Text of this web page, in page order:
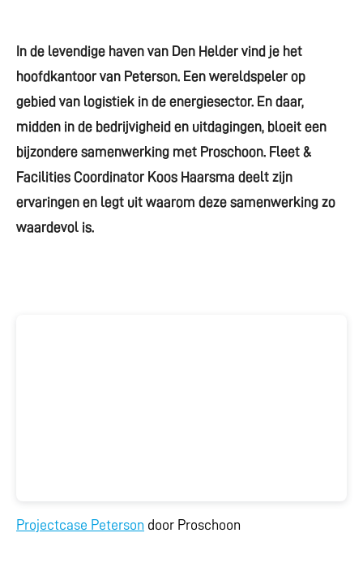
In de levendige haven van Den Helder vind je het
hoofdkantoor van Peterson. Een wereldspeler op
gebied van logistiek in de energiesector. En daar,
midden in de bedrijvigheid en uitdagingen, bloeit een
bijzondere samenwerking met Proschoon. Fleet &
Facilities Coordinator Koos Haarsma deelt zijn
ervaringen en legt uit waarom deze samenwerking zo
waardevol is.
Projectcase Peterson door Proschoon